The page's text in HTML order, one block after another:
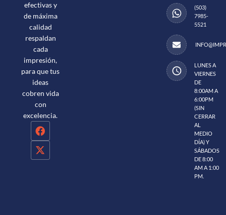
efectivas y
de máxima
calidad
respaldan
cada
impresión,
para que tus
ideas
cobren vida
con
excelencia.
(503)
7985-
5521
LUNES A
VIERNES
DE
8:00AM A
6:00PM
(SIN
CERRAR
AL
MEDIO
DÍA) Y
SÁBADOS
DE 8:00
AM A 1:00
PM.